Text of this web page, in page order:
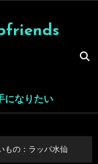
になりたい
もの：ラッパ水仙